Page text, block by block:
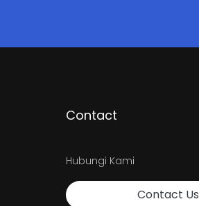
Contact
Hubungi Kami
Contact Us